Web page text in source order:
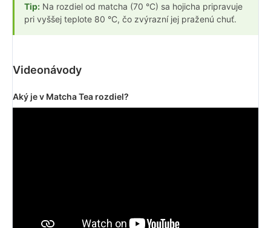
Tip: Na rozdiel od matcha (70 °C) sa hojicha pripravuje
pri vyššej teplote 80 °C, čo zvýrazní jej praženú chuť.
Videonávody
Aký je v Matcha Tea rozdiel?